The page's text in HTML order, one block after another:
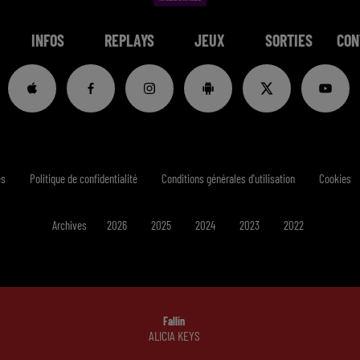
INFOS REPLAYS JEUX SORTIES
Fallin
ALICIA KEYS
Politique de confidentialité Conditions générales d'utilisation Cookies
Archives 2026 2025 2024 2023 2022